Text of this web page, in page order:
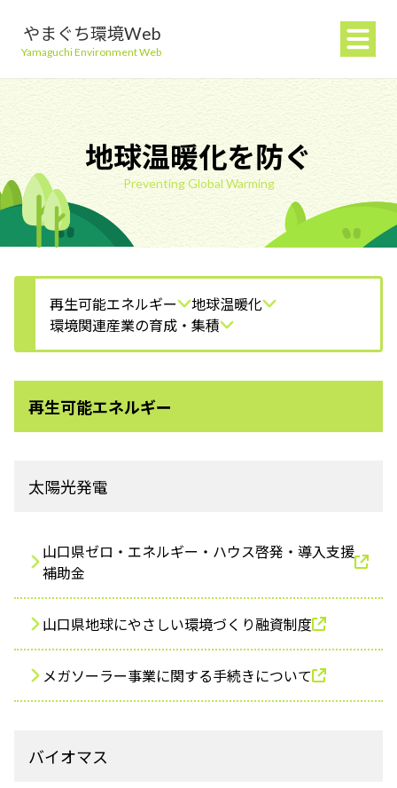
やまぐち環境Web
Yamaguchi Environment Web
地球温暖化を防ぐ
ごみを減らす
自然環境を守る
生活環境を守る（大気・水）
ふれあう・学ぶ
地球温暖化を防ぐ
Preventing Global Warming
再生可能エネルギー
地球温暖化
環境関連産業の育成・集積
再生可能エネルギー
太陽光発電
山口県ゼロ・エネルギー・ハウス啓発・導入支援
補助金
山口県地球にやさしい環境づくり融資制度
メガソーラー事業に関する手続きについて
バイオマス